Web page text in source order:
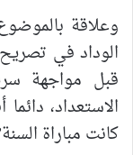
وعلاقة
الوداد في
قبل مواجهة
الاستعداد،
كانت مباراة